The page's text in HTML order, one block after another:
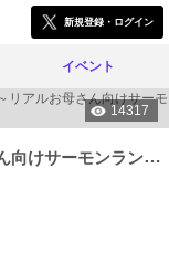
新規登録・ログイン
イベント
14317
おかあサーモンラン！ ～リアルお母さん向けサーモンラン大会～